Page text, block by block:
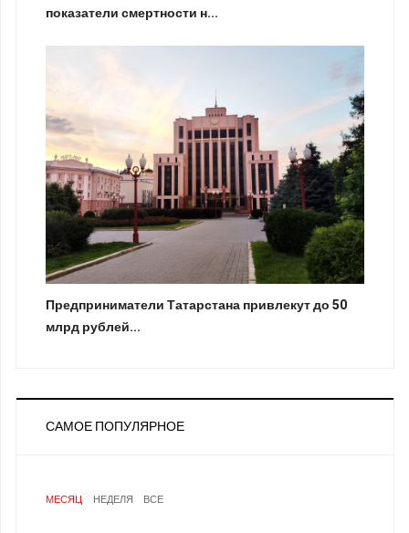
показатели смертности н...
Предприниматели Татарстана привлекут до 50
млрд рублей...
САМОЕ ПОПУЛЯРНОЕ
МЕСЯЦ НЕДЕЛЯ ВСЕ